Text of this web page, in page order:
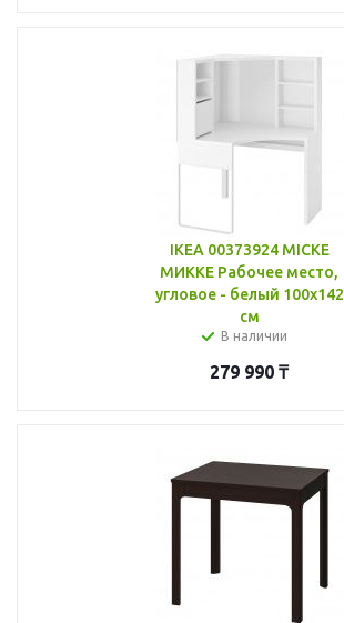
IKEA 00373924 MICKE
МИККЕ Рабочее место,
угловое - белый 100x142
см
В наличии
279 990 ₸